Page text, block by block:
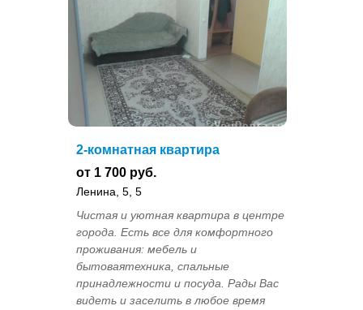
2-комнатная квартира
от 1 700 руб.
Ленина, 5, 5
Чистая и уютная квартира в центре
города. Есть все для комфортного
проживания: мебель и
бытоваятехника, спальные
принадлежности и посуда. Рады Вас
видеть и заселить в любое время